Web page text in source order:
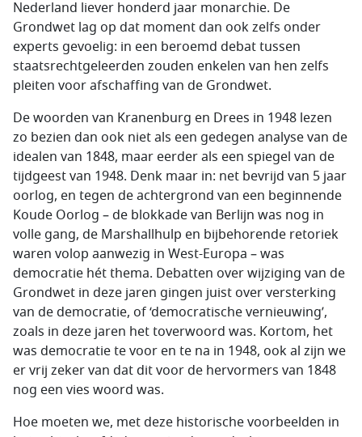
Nederland liever honderd jaar monarchie. De
Grondwet lag op dat moment dan ook zelfs onder
experts gevoelig: in een beroemd debat tussen
staatsrechtgeleerden zouden enkelen van hen zelfs
pleiten voor afschaffing van de Grondwet.
De woorden van Kranenburg en Drees in 1948 lezen
zo bezien dan ook niet als een gedegen analyse van de
idealen van 1848, maar eerder als een spiegel van de
tijdgeest van 1948. Denk maar in: net bevrijd van 5 jaar
oorlog, en tegen de achtergrond van een beginnende
Koude Oorlog – de blokkade van Berlijn was nog in
volle gang, de Marshallhulp en bijbehorende retoriek
waren volop aanwezig in West-Europa – was
democratie hét thema. Debatten over wijziging van de
Grondwet in deze jaren gingen juist over versterking
van de democratie, of ‘democratische vernieuwing’,
zoals in deze jaren het toverwoord was. Kortom, het
was democratie te voor en te na in 1948, ook al zijn we
er vrij zeker van dat dit voor de hervormers van 1848
nog een vies woord was.
Hoe moeten we, met deze historische voorbeelden in